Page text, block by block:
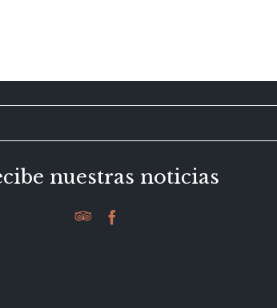
nuestras noticias
 